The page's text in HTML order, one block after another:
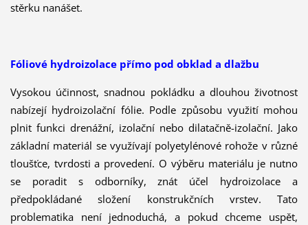
stěrku nanášet.
Fóliové hydroizolace přímo pod obklad a dlažbu
Vysokou účinnost, snadnou pokládku a dlouhou životnost
nabízejí hydroizolační fólie. Podle způsobu využití mohou
plnit funkci drenážní, izolační nebo dilatačně-izolační. Jako
základní materiál se využívají polyetylénové rohože v různé
tloušťce, tvrdosti a provedení. O výběru materiálu je nutno
se poradit s odborníky, znát účel hydroizolace a
předpokládané složení konstrukčních vrstev. Tato
problematika není jednoduchá, a pokud chceme uspět,